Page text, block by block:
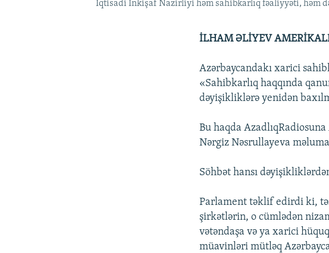
İqtisadi İnkişaf Nazirliyi həm sahibkarlıq fəaliyyəti, həm
İLHAM ƏLİYEV
Azərbaycandakı xarici
«Sahibkarlıq haqqında
dəyişikliklərə yenidən
Bu haqda
Nərgiz Nəsrullayeva
Söhbət hansı
Parlament təklif edirdi ki,
şirkətlərin, o cümlədən
vətəndaşa və ya xarici
müavinləri mütləq